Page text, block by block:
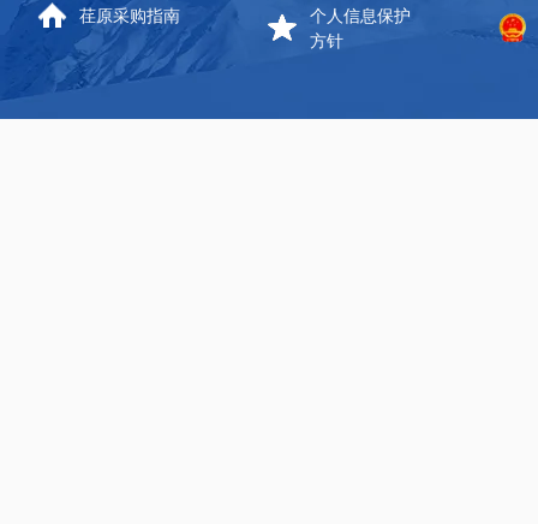
荏原采购指南
个人信息保护
方针